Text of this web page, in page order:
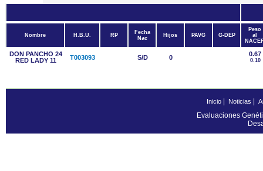
Nombre H.B.U. RP
Fecha
Nac
Hijos PAVG G-DEP
Peso
al
DON PANCHO 24
RED LADY 11
T003093 S/D 0 0.67
0.10
Inicio| Noticias
Evaluaciones